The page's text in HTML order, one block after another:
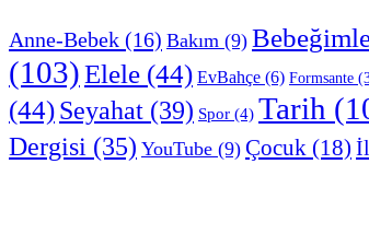
Anne-Bebek (16) Bakım (9)
(103)Elele (44) EvBahçe (6) Formsante
(44)Seyahat (39) Spor (4) Tarih
Dergisi (35) YouTube (9) Çocuk (18)